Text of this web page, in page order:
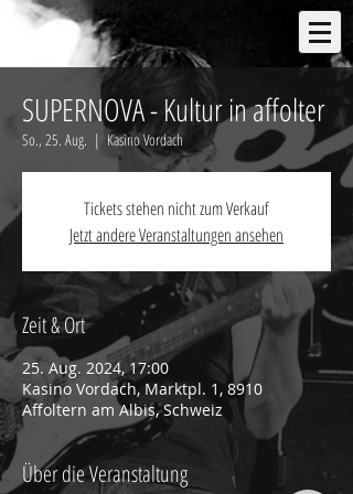
SUPERNOVA - Kultur in affolter
So., 25. Aug.
  |
Kasino Vordach
Tickets stehen nicht zum Verkauf
Jetzt andere Veranstaltungen ansehen
Zeit & Ort
25. Aug. 2024, 17:00
Kasino Vordach, Marktpl. 1, 8910
Affoltern am Albis, Schweiz
Über die Veranstaltung